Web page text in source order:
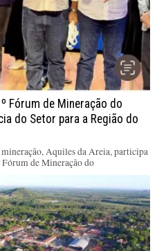
Fórum de Mineração do
do Setor para a Região do
Aquiles da Areia, participa
Fórum de Mineração do